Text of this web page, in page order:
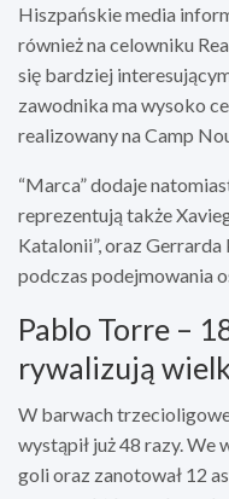
Hiszpańskie media
również na celowniku
się bardziej
zawodnika ma wysoko
realizowany na Camp
“Marca” dodaje
reprezentują także
Katalonii”, oraz
podczas podejmowania
Pablo Torre –
rywalizują
W barwach
wystąpił już 48 razy. We
goli oraz zanotował 12